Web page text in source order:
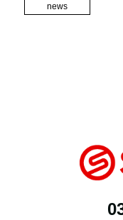
news